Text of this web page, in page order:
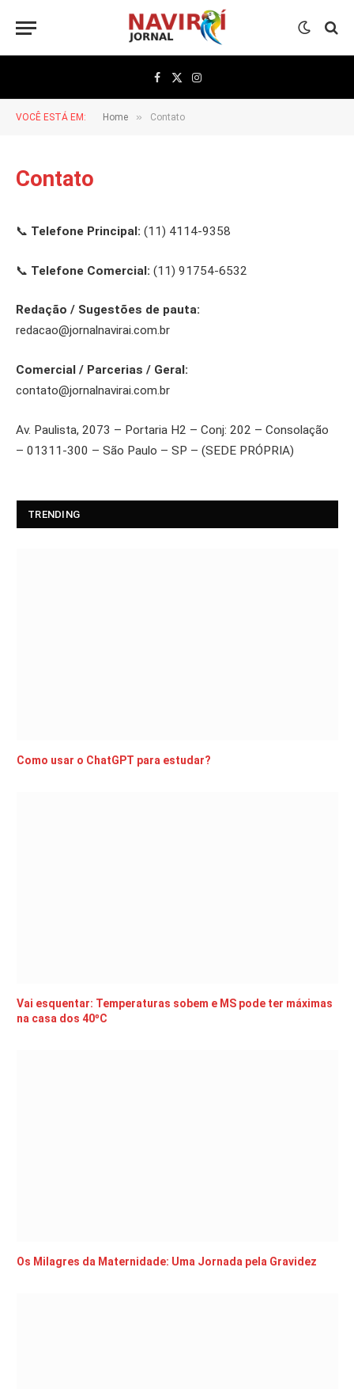
Facebook
X
(Twitter)
Instagram
VOCÊ ESTÁ EM: Home » Contato
Contato
📞 Telefone Principal: (11) 4114-9358
📞 Telefone Comercial: (11) 91754-6532
Redação / Sugestões de pauta:
redacao@jornalnavirai.com.br
Comercial / Parcerias / Geral:
contato@jornalnavirai.com.br
Av. Paulista, 2073 – Portaria H2 – Conj: 202 – Consolação
– 01311-300 – São Paulo – SP – (SEDE PRÓPRIA)
TRENDING
Como usar o ChatGPT para estudar?
Vai esquentar: Temperaturas sobem e MS pode ter máximas
na casa dos 40ºC
Os Milagres da Maternidade: Uma Jornada pela Gravidez